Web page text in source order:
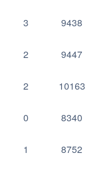
3 9438
2 9447
2 10163
0 8340
1 8752